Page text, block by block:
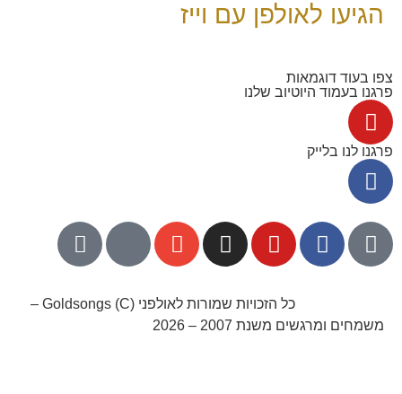
הגיעו לאולפן עם וייז
צפו בעוד דוגמאות
פרגנו בעמוד היוטיוב שלנו
פרגנו לנו בלייק
כל הזכויות שמורות לאולפני Goldsongs (C) –
משמחים ומרגשים משנת 2007 – 2026